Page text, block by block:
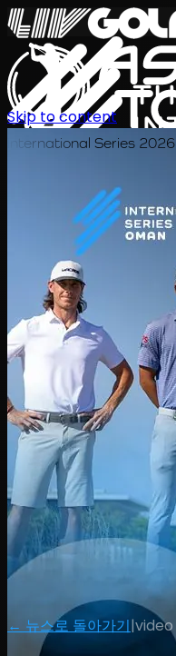
International Series 2026
일정
선수순위뉴스시청
로그인
Skip to content
← 뉴스로 돌아가기|video